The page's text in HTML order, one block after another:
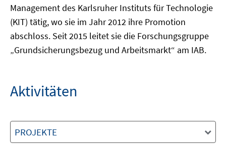
Management des Karlsruher Instituts für Technologie
(KIT) tätig, wo sie im Jahr 2012 ihre Promotion
abschloss. Seit 2015 leitet sie die Forschungsgruppe
„Grundsicherungsbezug und Arbeitsmarkt“ am IAB.
Aktivitäten
PROJEKTE